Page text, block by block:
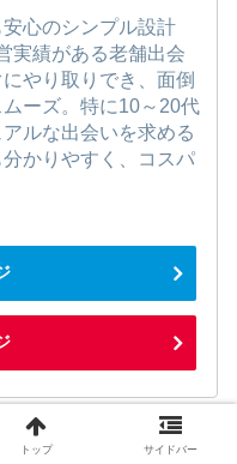
心のシンプル設計
実績がある老舗出会
やり取りでき、面倒
ーズ。特に10～20代
ルな出会いを求める
かりやすく、コスパ
トップ サイドバー